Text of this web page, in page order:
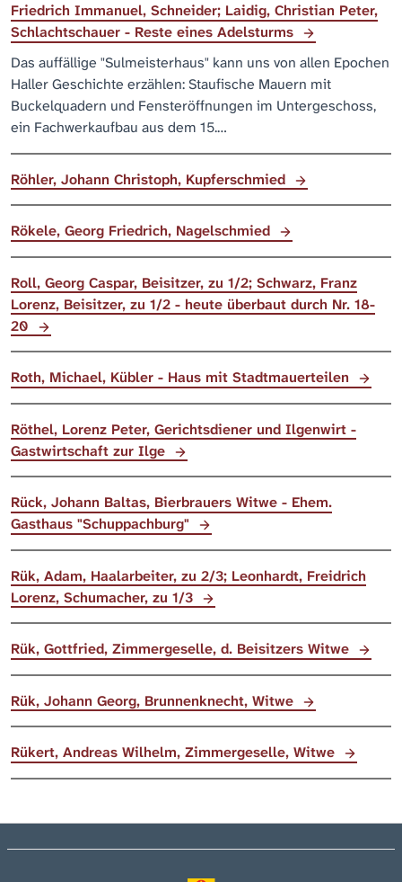
Friedrich Immanuel, Schneider; Laidig, Christian Peter,
Schlachtschauer - Reste eines Adelsturms
Das auffällige "Sulmeisterhaus" kann uns von allen Epochen
Haller Geschichte erzählen: Staufische Mauern mit
Buckelquadern und Fensteröffnungen im Untergeschoss,
ein Fachwerkaufbau aus dem 15.…
Röhler, Johann Christoph, Kupferschmied
Rökele, Georg Friedrich, Nagelschmied
Roll, Georg Caspar, Beisitzer, zu 1/2; Schwarz, Franz
Lorenz, Beisitzer, zu 1/2 - heute überbaut durch Nr. 18-
20
Roth, Michael, Kübler - Haus mit Stadtmauerteilen
Röthel, Lorenz Peter, Gerichtsdiener und Ilgenwirt -
Gastwirtschaft zur Ilge
Rück, Johann Baltas, Bierbrauers Witwe - Ehem.
Gasthaus "Schuppachburg"
Rük, Adam, Haalarbeiter, zu 2/3; Leonhardt, Freidrich
Lorenz, Schumacher, zu 1/3
Rük, Gottfried, Zimmergeselle, d. Beisitzers Witwe
Rük, Johann Georg, Brunnenknecht, Witwe
Rükert, Andreas Wilhelm, Zimmergeselle, Witwe